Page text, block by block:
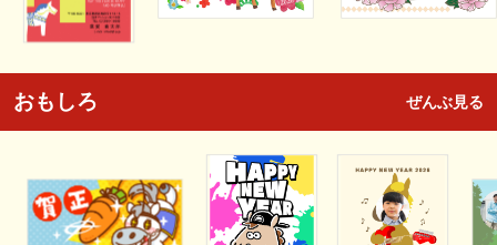
おもしろ ぜんぶ見る